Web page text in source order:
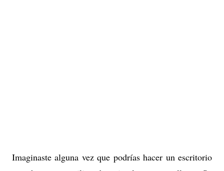
Imaginaste alguna vez que podrías hacer un escritorio